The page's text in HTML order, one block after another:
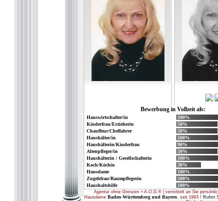
Bewerbung in Vollzeit als:
Hauswirtschafter/in
100%
Kinderfrau/Erzieherin
50%
Chauffeur/Cheffahrer
50%
Haushälter/in
100%
Haushälterin/Kinderfrau
90%
Altenpfleger/in
50%
Haushälterin / Gesellschafterin
100%
Koch/Köchin
30%
Hausdame
100%
Zugehfrau/Raumpflegerin
100%
Haushaltshilfe
100%
Agentur ohne Grenzen = A.O.G.® | vermittelt an Sie
Hausdame Baden-Württemberg und Bayern, seit 1993 ! Rufen